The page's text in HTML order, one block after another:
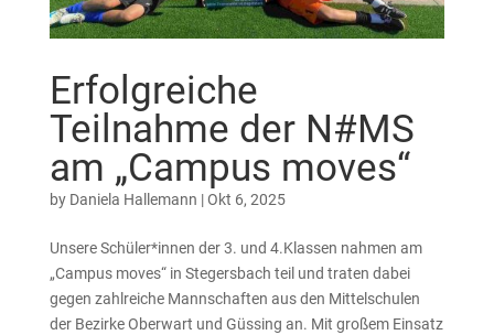
Erfolgreiche
Teilnahme der N#MS
am „Campus moves“
by Daniela Hallemann |Okt 6, 2025
Unsere Schüler*innen der 3. und 4.Klassen nahmen am
„Campus moves“ in Stegersbach teil und traten dabei
gegen zahlreiche Mannschaften aus den Mittelschulen
der Bezirke Oberwart und Güssing an. Mit großem Einsatz